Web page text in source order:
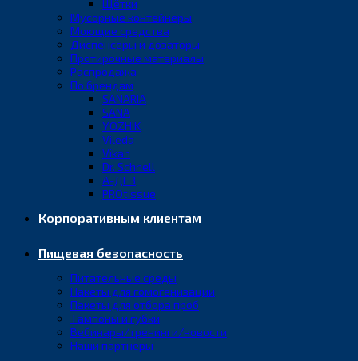
Щётки
Мусорные контейнеры
Моющие средства
Диспенсеры и дозаторы
Протирочные материалы
Распродажа
По брендам
SANARIA
SANA
YOZHIK
Vileda
Vikan
Dr. Schnell
А-ДЕЗ
PROtissue
Корпоративным клиентам
Пищевая безопасность
Питательные среды
Пакеты для гомогенизации
Пакеты для отбора проб
Тампоны и губки
Вебинары/тренинги/новости
Наши партнеры